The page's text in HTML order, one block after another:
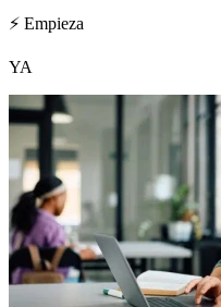
⚡ Empieza
YA